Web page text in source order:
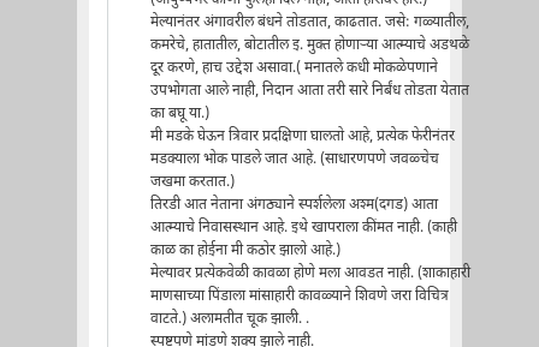
मेल्यानंतर अंगावरील बंधने तोडतात, काढतात. जसे: गळ्यातील,
कमरेचे, हातातील, बोटातील इ. मुक्त होणार्‍या आत्म्याचे अडथळे
दूर करणे, हाच उद्देश असावा.( मनातले कधी मोकळेपणाने
उपभोगता आले नाही, निदान आता तरी सारे निर्बंध तोडता येतात
का बघू या.)
मी मडके घेऊन त्रिवार प्रदक्षिणा घालतो आहे, प्रत्येक फेरीनंतर
मडक्याला भोक पाडले जात आहे. (साधारणपणे जवळ्चेच
जखमा करतात.)
तिरडी आत नेताना अंगठ्याने स्पर्शलेला अश्म(दगड) आता
आत्म्याचे निवासस्थान आहे. इथे खापराला कींमत नाही. (काही
काळ का होईना मी कठोर झालो आहे.)
मेल्यावर प्रत्येकवेळी कावळा होणे मला आवडत नाही. (शाकाहारी
माणसाच्या पिंडाला मांसाहारी कावळ्याने शिवणे जरा विचित्र
वाटते.) अलामतीत चूक झाली. .
स्पष्टपणे मांडणे शक्य झाले नाही.